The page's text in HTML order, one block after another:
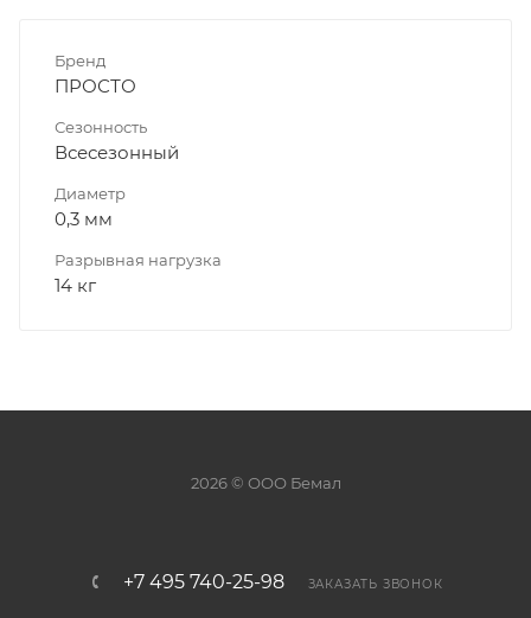
Бренд
ПРОСТО
Сезонность
Всесезонный
Диаметр
0,3 мм
Разрывная нагрузка
14 кг
2026 © ООО Бемал
+7 495 740-25-98 ЗАКАЗАТЬ ЗВОНОК